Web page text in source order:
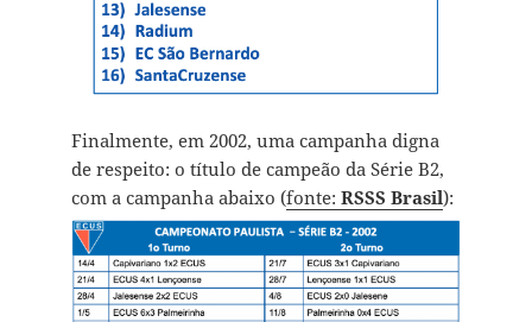
Finalmente, em 2002, uma campanha digna
de respeito: o título de campeão da Série B2,
com a campanha abaixo (fonte: RSSS Brasil):